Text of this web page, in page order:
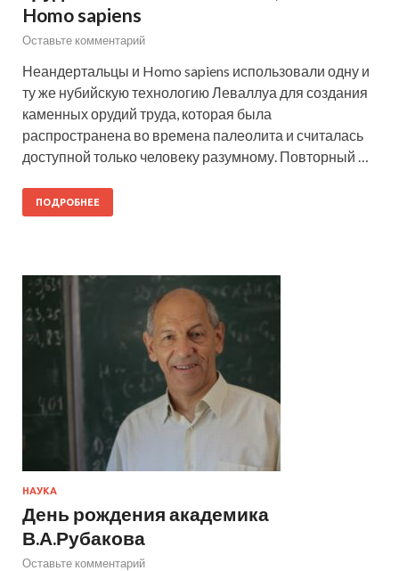
Homo sapiens
Оставьте комментарий
Неандертальцы и Homo sapiens использовали одну и
ту же нубийскую технологию Леваллуа для создания
каменных орудий труда, которая была
распространена во времена палеолита и считалась
доступной только человеку разумному. Повторный …
ПОДРОБНЕЕ
НАУКА
День рождения академика
В.А.Рубакова
Оставьте комментарий